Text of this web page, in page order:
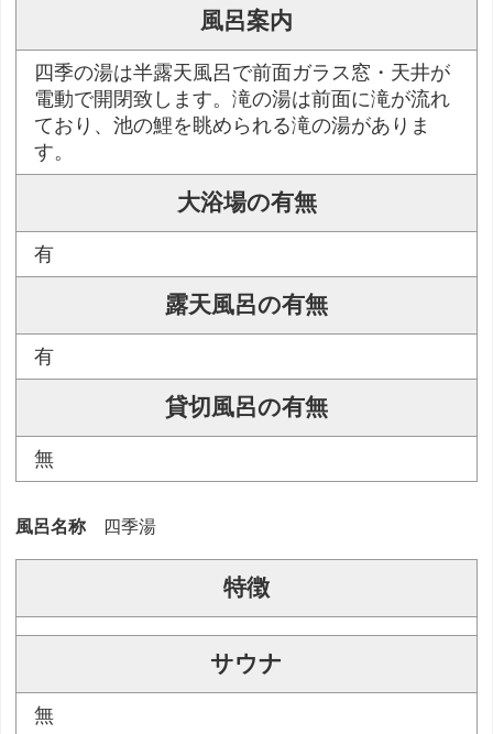
風呂案内
四季の湯は半露天風呂で前面ガラス窓・天井が
電動で開閉致します。滝の湯は前面に滝が流れ
ており、池の鯉を眺められる滝の湯がありま
す。
大浴場の有無
有
露天風呂の有無
有
貸切風呂の有無
無
風呂名称 四季湯
特徴
サウナ
無